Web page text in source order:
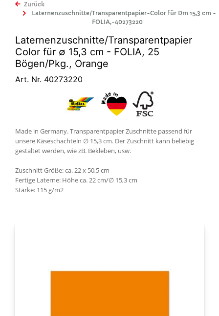
Zurück
Laternenzuschnitte/Transparentpapier-Color für Dm 15,3 cm -
FOLIA,-40273220
Laternenzuschnitte/Transparentpapier
Color für ∅ 15,3 cm - FOLIA, 25
Bögen/Pkg., Orange
Art. Nr. 40273220
Made in Germany. Transparentpapier Zuschnitte passend für
unsere Käseschachteln ∅ 15,3 cm. Der Zuschnitt kann beliebig
gestaltet werden, wie zB. Bekleben, usw.
Zuschnitt Größe: ca. 22 x 50,5 cm
Fertige Laterne: Höhe ca. 22 cm/∅ 15,3 cm
Stärke: 115 g/m2